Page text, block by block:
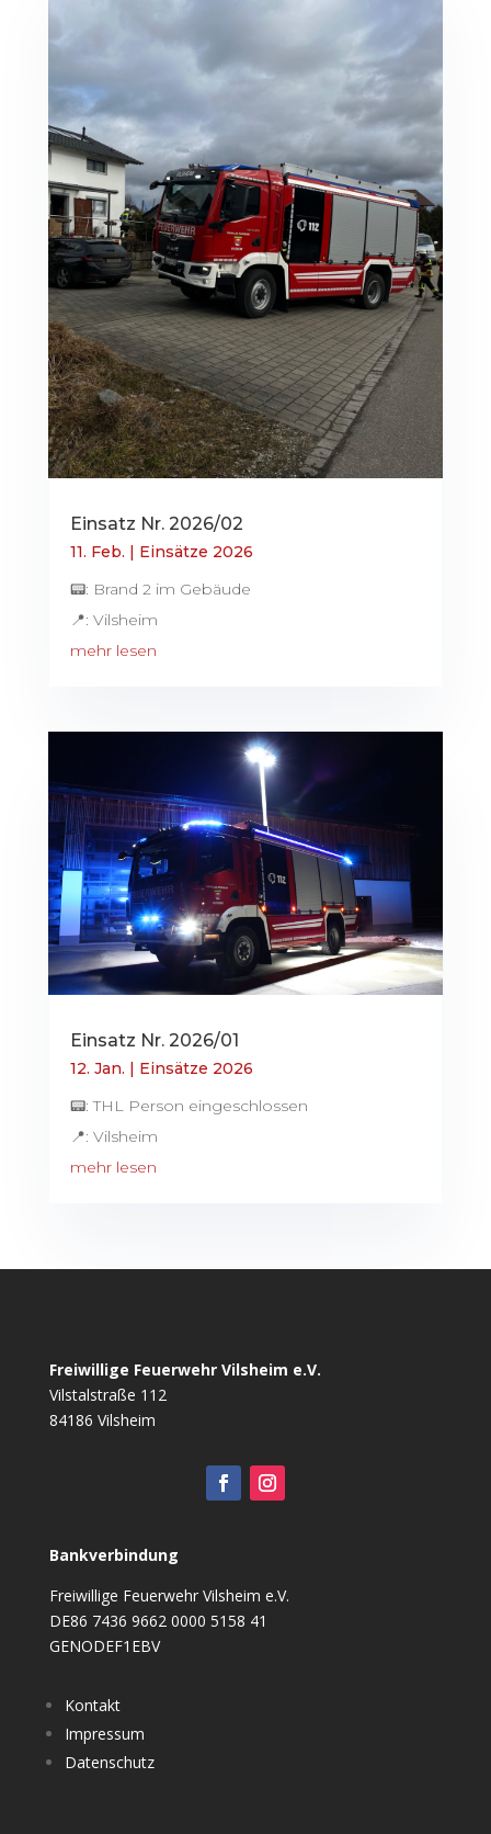
Einsatz Nr. 2026/02
11. Feb.
Einsätze 2026
📟: Brand 2 im Gebäude
📍: Vilsheim
mehr lesen
Einsatz Nr. 2026/01
12. Jan. | Einsätze 2026
📟: THL Person eingeschlossen
📍: Vilsheim
mehr lesen
Freiwillige Feuerwehr Vilsheim e.V.
Vilstalstraße 112
84186 Vilsheim
Bankverbindung
Freiwillige Feuerwehr Vilsheim e.V.
DE86 7436 9662 0000 5158 41
GENODEF1EBV
Kontakt
Impressum
Datenschutz